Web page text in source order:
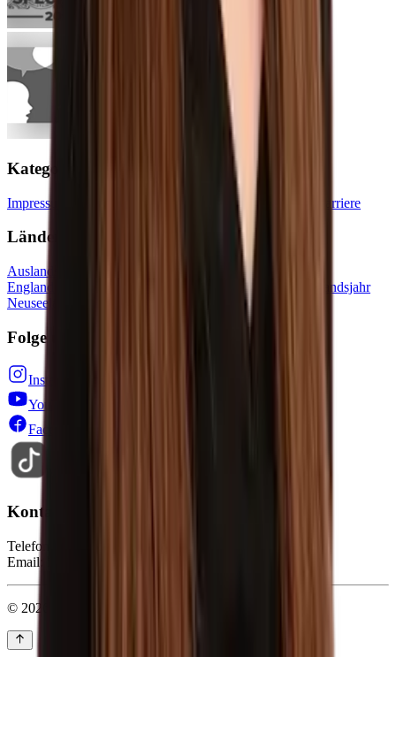
Kategorien
Impressum Erfahrungsberichte Karriere
Länder
Auslandsjahr USA
Auslandsjahr
England
Auslandsjahr Australien
Auslandsjahr
Neuseeland
Folge uns auf
Instagram
YouTube
Facebook
Kontakt
Telefon: 0228-71005-0
Email: info@stepin.de
© 2026 Stepin GmbH. Alle Rechte vorbehalten.